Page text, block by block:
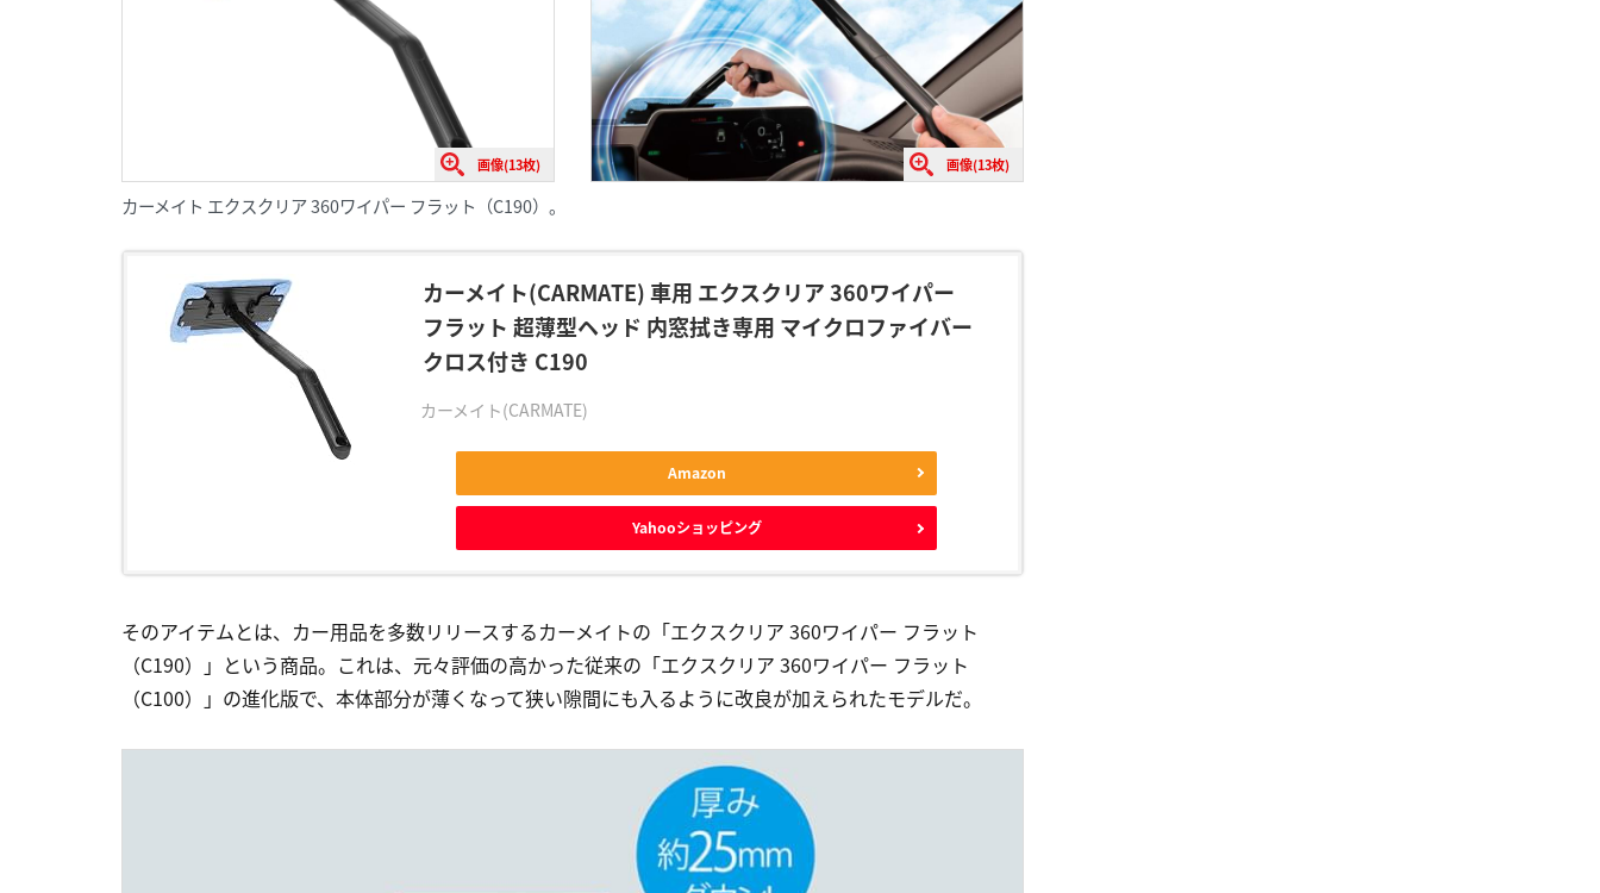
画像(13枚) 画像(13枚)
カーメイト エクスクリア 360ワイパー フラット（C190）。
カーメイト(CARMATE) 車用 エクスクリア 360ワイパー
フラット 超薄型ヘッド 内窓拭き専用 マイクロファイバー
クロス付き C190
カーメイト(CARMATE)
Amazon
Yahooショッピング
そのアイテムとは、カー用品を多数リリースするカーメイトの「エクスクリア 360ワイパー フラット
（C190）」という商品。これは、元々評価の高かった従来の「エクスクリア 360ワイパー フラット
（C100）」の進化版で、本体部分が薄くなって狭い隙間にも入るように改良が加えられたモデルだ。